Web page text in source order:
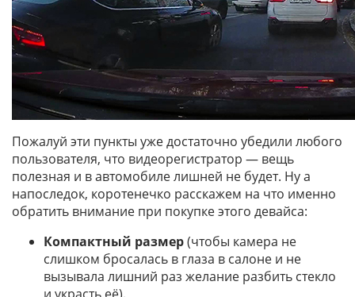
Пожалуй эти пункты уже достаточно убедили любого
пользователя, что видеорегистратор — вещь
полезная и в автомобиле лишней не будет. Ну а
напоследок, коротенечко расскажем на что именно
обратить внимание при покупке этого девайса:
Компактный размер(чтобы камера не
слишком бросалась в глаза в салоне и не
вызывала лишний раз желание разбить стекло